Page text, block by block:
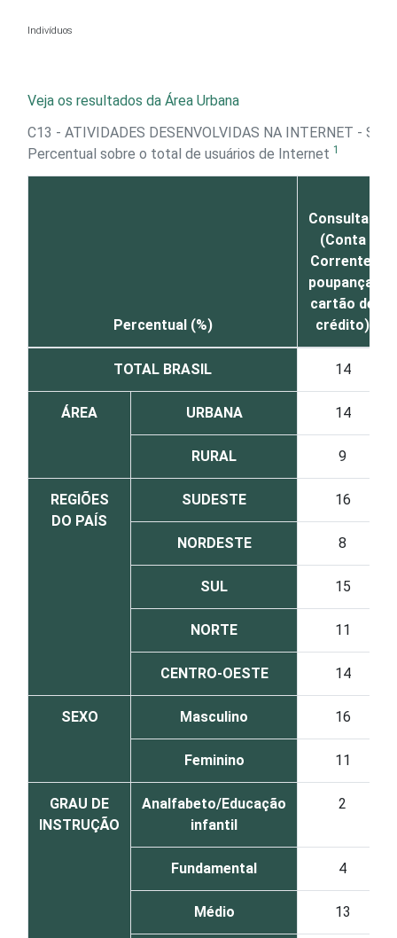
Indivíduos
Veja os resultados da Área Urbana
C13 - ATIVIDADES DESENVOLVIDAS NA INTERNET -
Percentual sobre o total de usuários de Internet 1
Percentual (%)
Consultas
(Conta
Corrente,
poupança,
cartão de
crédito)
TOTAL BRASIL 14
ÁREA URBANA 14
RURAL 9
REGIÕES
DO PAÍS
SUDESTE 16
NORDESTE 8
SUL 15
NORTE 11
CENTRO-OESTE 14
SEXO Masculino 16
Feminino 11
GRAU DE
INSTRUÇÃO
Analfabeto/Educação
infantil
2
Fundamental 4
Médio 13